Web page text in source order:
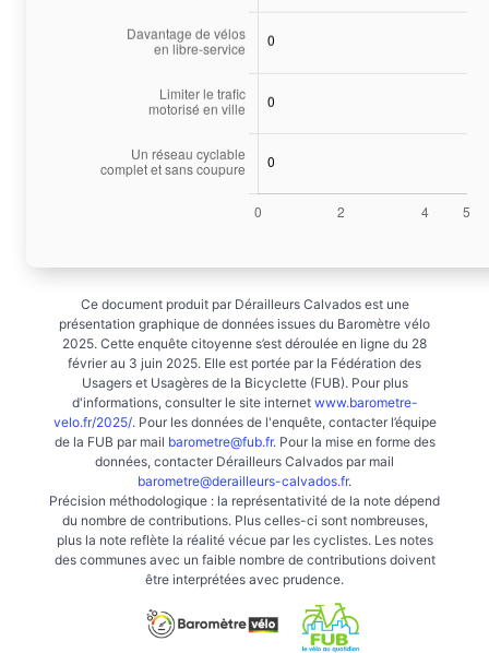
Ce document produit par Dérailleurs Calvados est une
présentation graphique de données issues du Baromètre vélo
2025. Cette enquête citoyenne s’est déroulée en ligne du 28
février au 3 juin 2025. Elle est portée par la Fédération des
Usagers et Usagères de la Bicyclette (FUB). Pour plus
d'informations, consulter le site internet www.barometre-
velo.fr/2025/. Pour les données de l'enquête, contacter l’équipe
de la FUB par mail barometre@fub.fr. Pour la mise en forme des
données, contacter Dérailleurs Calvados par mail
barometre@derailleurs-calvados.fr.
Précision méthodologique : la représentativité de la note dépend
du nombre de contributions. Plus celles-ci sont nombreuses,
plus la note reflète la réalité vécue par les cyclistes. Les notes
des communes avec un faible nombre de contributions doivent
être interprétées avec prudence.